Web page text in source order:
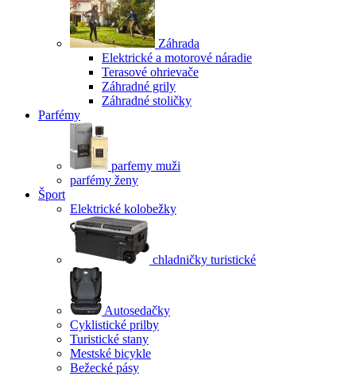
Záhrada
Elektrické a motorové náradie
Terasové ohrievače
Záhradné grily
Záhradné stoličky
Parfémy
parfemy muži
parfémy ženy
Šport
Elektrické kolobežky
chladničky turistické
Autosedačky
Cyklistické prilby
Turistické stany
Mestské bicykle
Bežecké pásy